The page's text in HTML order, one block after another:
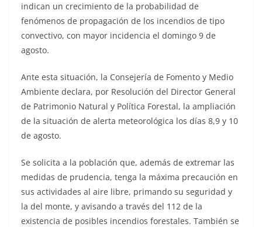
indican un crecimiento de la probabilidad de
fenómenos de propagación de los incendios de tipo
convectivo, con mayor incidencia el domingo 9 de
agosto.
Ante esta situación, la Consejería de Fomento y Medio
Ambiente declara, por Resolución del Director General
de Patrimonio Natural y Política Forestal, la ampliación
de la situación de alerta meteorológica los días 8,9 y 10
de agosto.
Se solicita a la población que, además de extremar las
medidas de prudencia, tenga la máxima precaución en
sus actividades al aire libre, primando su seguridad y
la del monte, y avisando a través del 112 de la
existencia de posibles incendios forestales. También se